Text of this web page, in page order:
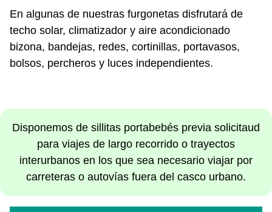
En algunas de nuestras furgonetas disfrutará de
techo solar, climatizador y aire acondicionado
bizona, bandejas, redes, cortinillas, portavasos,
bolsos, percheros y luces independientes.
Disponemos de sillitas portabebés previa solicitaud
para viajes de largo recorrido o trayectos
interurbanos en los que sea necesario viajar por
carreteras o autovías fuera del casco urbano.